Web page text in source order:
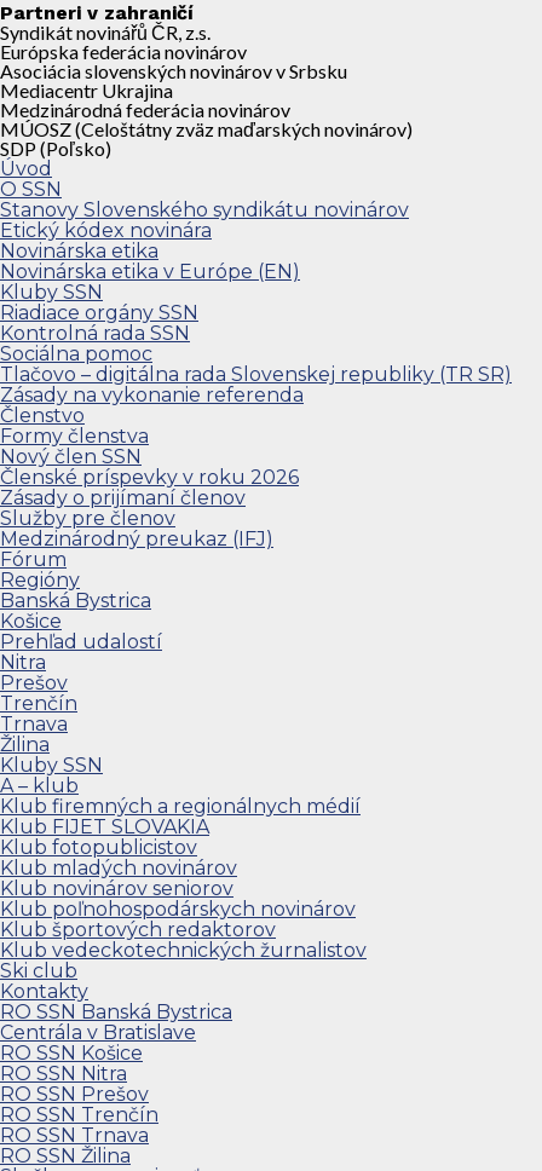
Partneri v zahraničí
Syndikát novinářů ČR, z.s.
Európska federácia novinárov
Asociácia slovenských novinárov v Srbsku
Mediacentr Ukrajina
Medzinárodná federácia novinárov
MÚOSZ (Celoštátny zväz maďarských novinárov)
SDP (Poľsko)
Úvod
O SSN
Stanovy Slovenského syndikátu novinárov
Etický kódex novinára
Novinárska etika
Novinárska etika v Európe (EN)
Kluby SSN
Riadiace orgány SSN
Kontrolná rada SSN
Sociálna pomoc
Tlačovo – digitálna rada Slovenskej republiky (TR SR)
Zásady na vykonanie referenda
Členstvo
Formy členstva
Nový člen SSN
Členské príspevky v roku 2026
Zásady o prijímaní členov
Služby pre členov
Medzinárodný preukaz (IFJ)
Fórum
Regióny
Banská Bystrica
Košice
Prehľad udalostí
Nitra
Prešov
Trenčín
Trnava
Žilina
Kluby SSN
A – klub
Klub firemných a regionálnych médií
Klub FIJET SLOVAKIA
Klub fotopublicistov
Klub mladých novinárov
Klub novinárov seniorov
Klub poľnohospodárskych novinárov
Klub športových redaktorov
Klub vedeckotechnických žurnalistov
Ski club
Kontakty
RO SSN Banská Bystrica
Centrála v Bratislave
RO SSN Košice
RO SSN Nitra
RO SSN Prešov
RO SSN Trenčín
RO SSN Trnava
RO SSN Žilina